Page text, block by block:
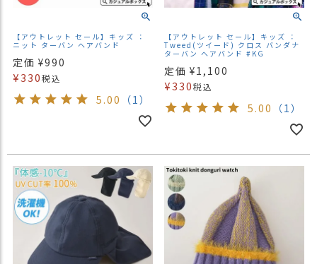
【アウトレット セール】キッズ ：
ニット ターバン ヘアバンド
定価 ¥990
¥330税込
5.00 （1）
【アウトレット セール】キッズ ：
Tweed(ツイード) クロス バンダナ
ターバン へアバンド #KG
定価 ¥1,100
¥330税込
5.00 （1）